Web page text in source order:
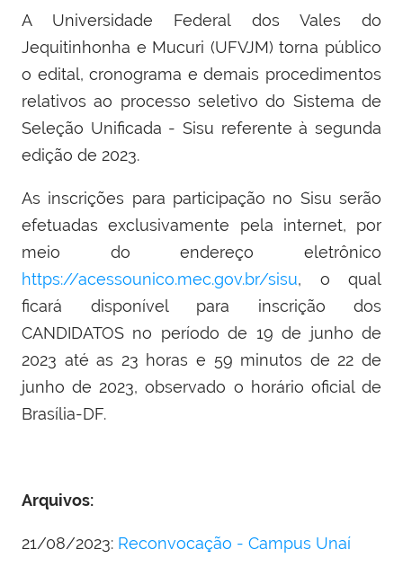
A Universidade Federal dos Vales do
Jequitinhonha e Mucuri (UFVJM) torna público
o edital, cronograma e demais procedimentos
relativos ao processo seletivo do Sistema de
Seleção Unificada - Sisu referente à segunda
edição de 2023.
As inscrições para participação no Sisu serão
efetuadas exclusivamente pela internet, por
meio do endereço eletrônico
https://acessounico.mec.gov.br/sisu, o qual
ficará disponível para inscrição dos
CANDIDATOS no período de 19 de junho de
2023 até as 23 horas e 59 minutos de 22 de
junho de 2023, observado o horário oficial de
Brasília-DF.
Arquivos:
21/08/2023: Reconvocação - Campus Unaí